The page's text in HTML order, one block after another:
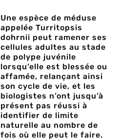
Une espèce de méduse
appelée Turritopsis
dohrnii peut ramener ses
cellules adultes au stade
de polype juvénile
lorsqu’elle est blessée ou
affamée, relançant ainsi
son cycle de vie, et les
biologistes n’ont jusqu’à
présent pas réussi à
identifier de limite
naturelle au nombre de
fois où elle peut le faire.